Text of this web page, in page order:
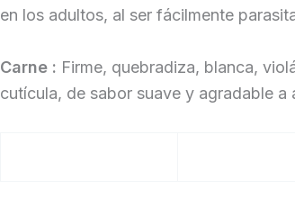
en los adultos, al ser fácilmente
Carne : Firme, quebradiza, blanca,
cutícula, de sabor suave y agradable a